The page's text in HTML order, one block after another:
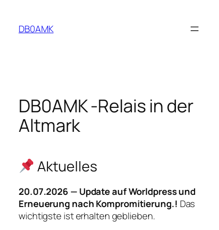
springen
DB0AMK
DB0AMK -Relais in der
Altmark
Aktuelles
20.07.2026 — Update auf Worldpress und
Erneuerung nach Kompromitierung.! Das
wichtigste ist erhalten geblieben.